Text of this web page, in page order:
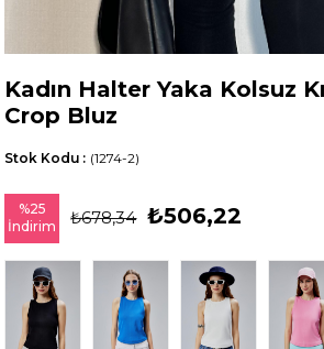
Kadın Halter Yaka Kolsuz
Crop Bluz
(1274-2)
Stok Kodu
%25
İndirim
₺678,34 ₺506,22